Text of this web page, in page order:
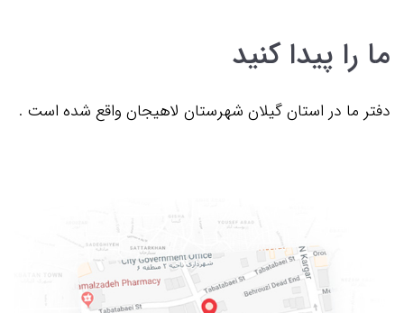
ما را پیدا کنید
دفتر ما در استان گیلان شهرستان لاهیجان واقع شده است .